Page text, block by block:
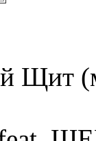
Щит